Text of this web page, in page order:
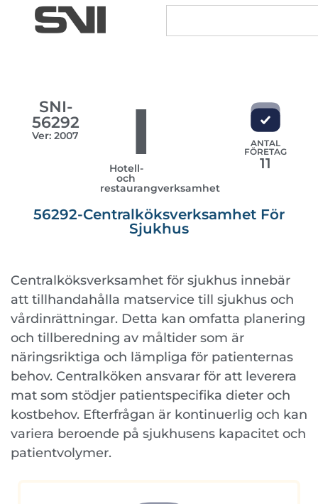
SNI-
56292
Ver: 2007 I
Hotell-
och
restaurangverksamhet
ANTAL
FÖRETAG
11
56292-Centralköksverksamhet För
Sjukhus
Centralköksverksamhet för sjukhus innebär
att tillhandahålla matservice till sjukhus och
vårdinrättningar. Detta kan omfatta planering
och tillberedning av måltider som är
näringsriktiga och lämpliga för patienternas
behov. Centralköken ansvarar för att leverera
mat som stödjer patientspecifika dieter och
kostbehov. Efterfrågan är kontinuerlig och kan
variera beroende på sjukhusens kapacitet och
patientvolymer.